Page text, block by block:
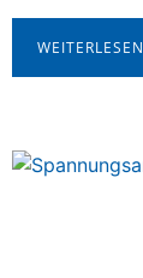
WEITERLESEN